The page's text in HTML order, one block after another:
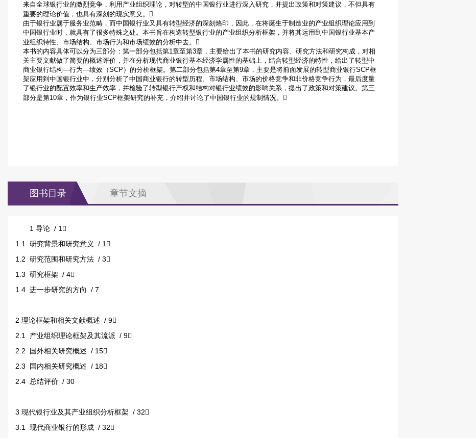
来自全球银行业的激烈竞争，利用产业组织理论，对转型的中国银行业进行深入研究，并提出政策和对策建议，不但具有
重要的理论价值，也具有深刻的现实意义。
由于银行业属于服务业范畴，而中国银行业又具有转型经济的深刻烙印，因此，在将诞生于制造业的产业组织理论应用到
中国银行业时，就具有了很多特殊之处。本书旨在构造转型银行业的产业组织分析框架，并将其运用到中国银行业基本产
业组织特性、市场结构、市场行为和市场绩效的分析中去。
本书的内容具体可以分为三部分：第一部分包括第1章至第3章，主要给出了本书的研究内容、研究方法和研究构成，对相
关主要文献做了简要的概述评价，并在分析现代商业银行基本经济学属性的基础上，结合转型经济的特性，给出了转型中
商业银行结构—行为—绩效（SCP）的分析框架。第二部分包括第4章至第9章，主要是将前面发展的转型商业银行SCP框
架应用到中国银行业中，分别分析了中国商业银行的转型历程、市场结构、市场的价格竞争和非价格竞争行为，最后度量
了银行业的配置效率和生产效率，并检验了转型银行产权和结构对银行业绩效的影响关系，提出了政策和对策建议。第三
部分是第10章，作为银行业SCP框架研究的补充，介绍并讨论了中国银行业的规制情况。
图书目录 章节文摘
1 导论 / 1
1.1 研究背景和研究意义 / 1
1.2 研究范围和研究方法 / 3
1.3 研究框架 / 4
1.4 进一步研究的方向 / 7
2 理论框架和相关文献概述 / 9
2.1 产业组织理论框架及其流派 / 9
2.2 国外相关研究概述 / 15
2.3 国内相关研究概述 / 18
2.4 总结评价 / 30
3 现代银行业及其产业组织分析框架 / 32
3.1 现代商业银行的形成 / 32